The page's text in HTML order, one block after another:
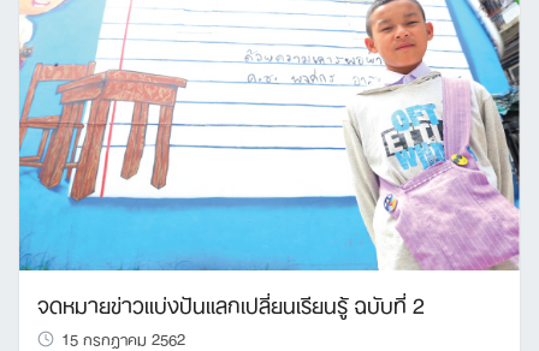
จดหมายข่าวแบ่งปันแลกเปลี่ยนเรียนรู้ ฉบับที่ 2
15 กรกฎาคม 2562